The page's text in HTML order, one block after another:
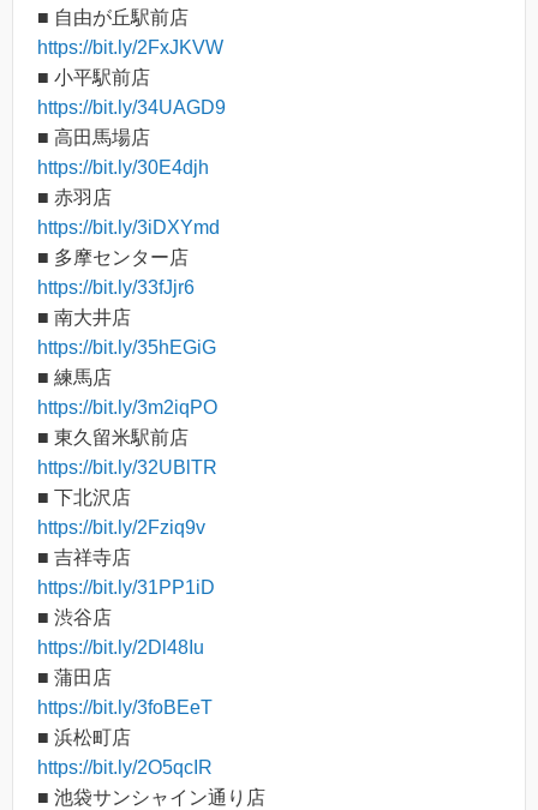
■ 自由が丘駅前店
https://bit.ly/2FxJKVW
■ 小平駅前店
https://bit.ly/34UAGD9
■ 高田馬場店
https://bit.ly/30E4djh
■ 赤羽店
https://bit.ly/3iDXYmd
■ 多摩センター店
https://bit.ly/33fJjr6
■ 南大井店
https://bit.ly/35hEGiG
■ 練馬店
https://bit.ly/3m2iqPO
■ 東久留米駅前店
https://bit.ly/32UBlTR
■ 下北沢店
https://bit.ly/2Fziq9v
■ 吉祥寺店
https://bit.ly/31PP1iD
■ 渋谷店
https://bit.ly/2Dl48Iu
■ 蒲田店
https://bit.ly/3foBEeT
■ 浜松町店
https://bit.ly/2O5qcIR
■ 池袋サンシャイン通り店